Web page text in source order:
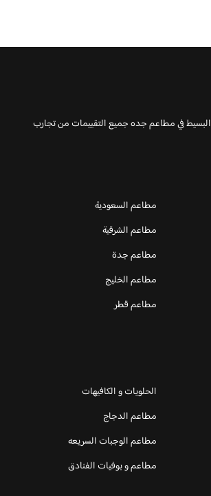
في مطاعم جده جميع التقييمات من تجارب
مطاعم السعودية
مطاعم الشرقية
مطاعم جدة
مطاعم الخليج
مطاعم قطر
الحلويات و الكافيهات ‎
مطاعم الدجاج
مطاعم الوجبات السريعه
مطاعم و بوفيات الفنادق